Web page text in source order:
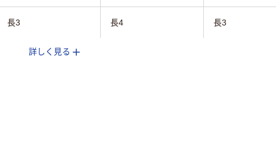
長3 長4 長3
テープなし
詳しく見る